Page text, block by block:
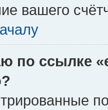
вашего
по ссылке